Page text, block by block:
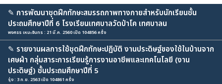
✎ การพัฒนาชุดฝึกทักษะสมรรถภาพทางกายสำหรับนักเรียนชั้น
ประถมศึกษาปีที่ 6 โรงเรียนเทศบาลวัดป่าโค เทศบาลน
พงศธร เหมะจันทร : 21 มี.ค. 2560 เปิด 104856 ครั้ง
✎ รายงานผลการใช้ชุดฝึกทักษะปฏิบัติ งานประดิษฐ์ของใช้ในบ้านจาก
เศษผ้า กลุ่มสาระการเรียนรู้การงานอาชีพและเทคโนโลยี (งาน
ประดิษฐ์) ชั้นประถมศึกษาปีที่ 5
รุ่ง : 3 ก.ย. 2563 เปิด 104861 ครั้ง